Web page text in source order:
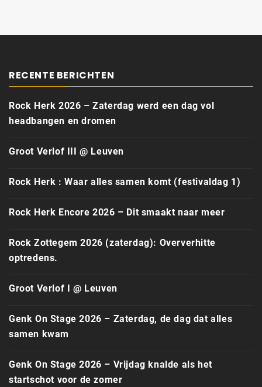
RECENTE BERICHTEN
Rock Herk 2026 – Zaterdag werd een dag vol
headbangen en dromen
Groot Verlof III @ Leuven
Rock Herk : Waar alles samen komt (festivaldag 1)
Rock Herk Encore 2026 – Dit smaakt naar meer
Rock Zottegem 2026 (zaterdag): Oververhitte
optredens.
Groot Verlof I @ Leuven
Genk On Stage 2026 – Zaterdag, de dag dat alles
samen kwam
Genk On Stage 2026 – Vrijdag knalde als het
startschot voor de zomer